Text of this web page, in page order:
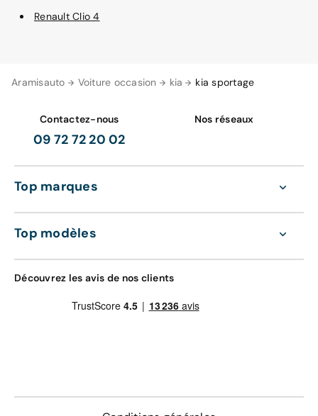
Aramisauto Voiture occasion kia kia sportage
Renault Clio 4
Contactez-nous
09 72 72 20 02
Nos réseaux
Top marques
Top modèles
Découvrez les avis de nos clients